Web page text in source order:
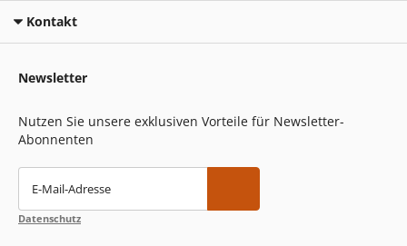
Kontakt
Newsletter
Nutzen Sie unsere exklusiven Vorteile für Newsletter-
Abonnenten
E-Mail-Adresse
Datenschutz